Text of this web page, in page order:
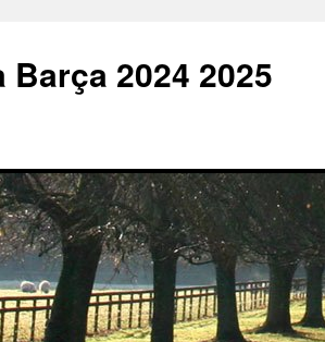
Barça 2024 2025